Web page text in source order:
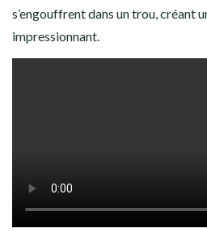
s’engouffrent dans un trou, créant
impressionnant.